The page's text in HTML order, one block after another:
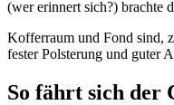
(wer erinnert sich?) brachte
Kofferraum und Fond sind,
fester Polsterung und guter
So fährt sich der